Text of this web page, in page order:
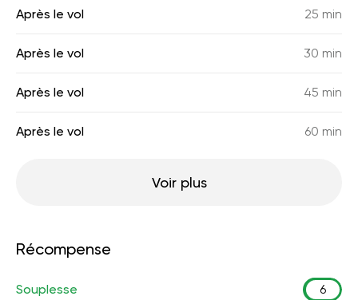
Après le vol 25 min
Après le vol 30 min
Après le vol 45 min
Après le vol 60 min
Voir plus
Récompense
Souplesse 6